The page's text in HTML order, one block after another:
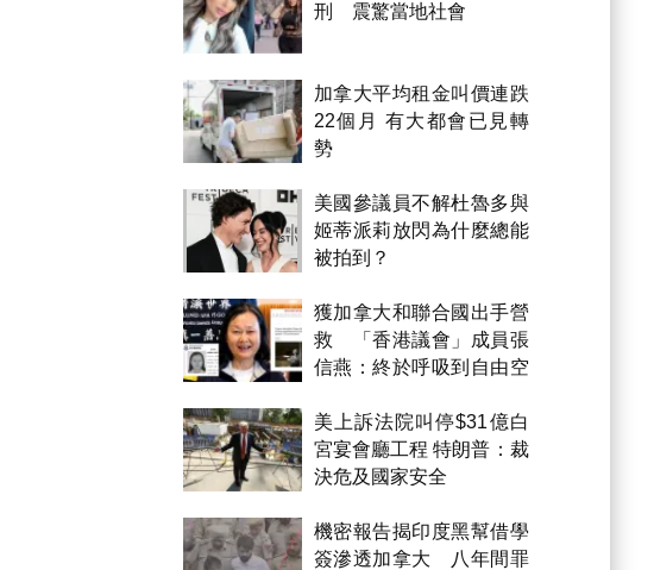
刑 震驚當地社會
加拿大平均租金叫價連跌
22個月 有大都會已見轉
勢
美國參議員不解杜魯多與
姬蒂派莉放閃為什麼總能
被拍到？
獲加拿大和聯合國出手營
救 「香港議會」成員張
信燕：終於呼吸到自由空
美上訴法院叫停$31億白
宮宴會廳工程 特朗普：裁
決危及國家安全
機密報告揭印度黑幫借學
簽滲透加拿大 八年間罪